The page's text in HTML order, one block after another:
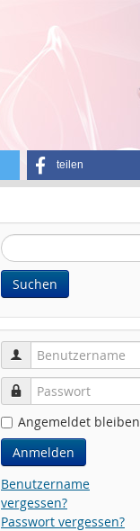
teilen
Website
durchsuchen:
Suchen
Benutzername
Passwort
Angemeldet bleiben
Anmelden
Benutzername
vergessen?
Passwort vergessen?